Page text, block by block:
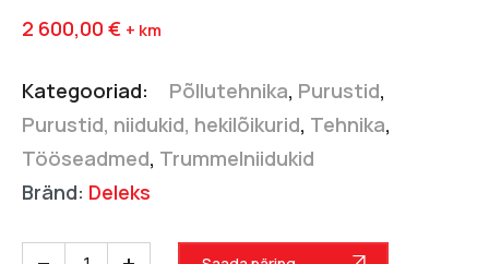
2 600,00 € + km
Kategooriad: Põllutehnika, Purustid,
Purustid, niidukid, hekilõikurid, Tehnika,
Tööseadmed, Trummelniidukid
Bränd: Deleks